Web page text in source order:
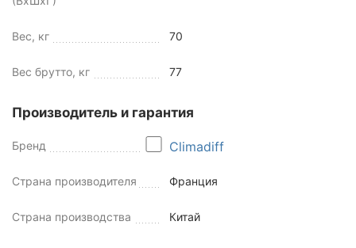
Вес, кг 70
Вес брутто, кг 77
Производитель и гарантия
Бренд Climadiff
Страна производителя Франция
Страна производства Китай